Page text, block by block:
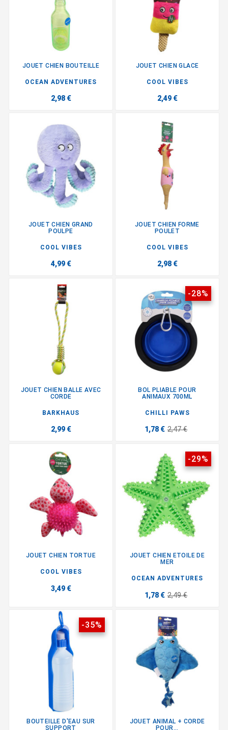
JOUET CHIEN BOUTEILLE
OCEAN ADVENTURES
2,98 €
JOUET CHIEN GLACE
COOL VIBES
2,49 €
JOUET CHIEN GRAND
POULPE
COOL VIBES
4,99 €
JOUET CHIEN FORME
POULET
COOL VIBES
2,98 €
JOUET CHIEN BALLE AVEC
CORDE
BARKHAUS
2,99 €
-28%
BOL PLIABLE POUR
ANIMAUX 700ML
CHILLI PAWS
1,78 € 2,47 €
JOUET CHIEN TORTUE
COOL VIBES
3,49 €
-29%
JOUET CHIEN ETOILE DE
MER
OCEAN ADVENTURES
1,78 € 2,49 €
-35%
BOUTEILLE D'EAU SUR
SUPPORT
JOUET ANIMAL + CORDE
POUR...